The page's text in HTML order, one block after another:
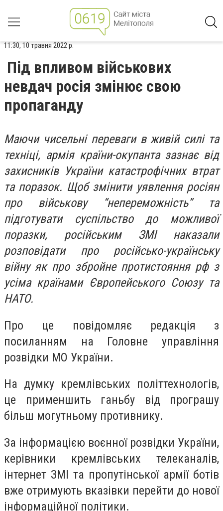
11:30, 10 травня 2022 р.
Під впливом військових
невдач росія змінює свою
пропаганду
​​Маючи чисельні переваги в живій силі та
техніці, армія країни-окупанта зазнає від
захисників України катастрофічних втрат
та поразок. Щоб змінити уявлення росіян
про військову “непереможність” та
підготувати суспільство до можливої
поразки, російським ЗМІ наказали
розповідати про російсько-українську
війну як про збройне протистояння рф з
усіма країнами Європейського Союзу та
НАТО.
Про це повідомляє редакція з
посиланням на Головне управління
розвідки МО України.
На думку кремлівських політтехнологів,
це применшить ганьбу від програшу
більш могутньому противнику.
За інформацією воєнної розвідки України,
керівники кремлівських телеканалів,
інтернет ЗМІ та пропутінської армії ботів
вже отримують вказівки перейти до нової
інформаційної політики.